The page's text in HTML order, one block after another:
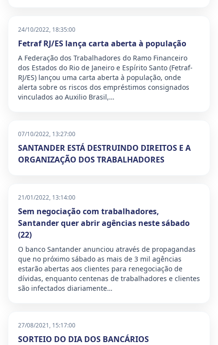
24/10/2022, 18:35:00
Fetraf RJ/ES lança carta aberta à população
A Federação dos Trabalhadores do Ramo Financeiro
dos Estados do Rio de Janeiro e Espírito Santo (Fetraf-
RJ/ES) lançou uma carta aberta à população, onde
alerta sobre os riscos dos empréstimos consignados
vinculados ao Auxilio Brasil,…
07/10/2022, 13:27:00
SANTANDER ESTÁ DESTRUINDO DIREITOS E A
ORGANIZAÇÃO DOS TRABALHADORES
21/01/2022, 13:14:00
Sem negociação com trabalhadores,
Santander quer abrir agências neste sábado
(22)
O banco Santander anunciou através de propagandas
que no próximo sábado as mais de 3 mil agências
estarão abertas aos clientes para renegociação de
dívidas, enquanto centenas de trabalhadores e clientes
são infectados diariamente…
27/08/2021, 15:17:00
SORTEIO DO DIA DOS BANCÁRIOS